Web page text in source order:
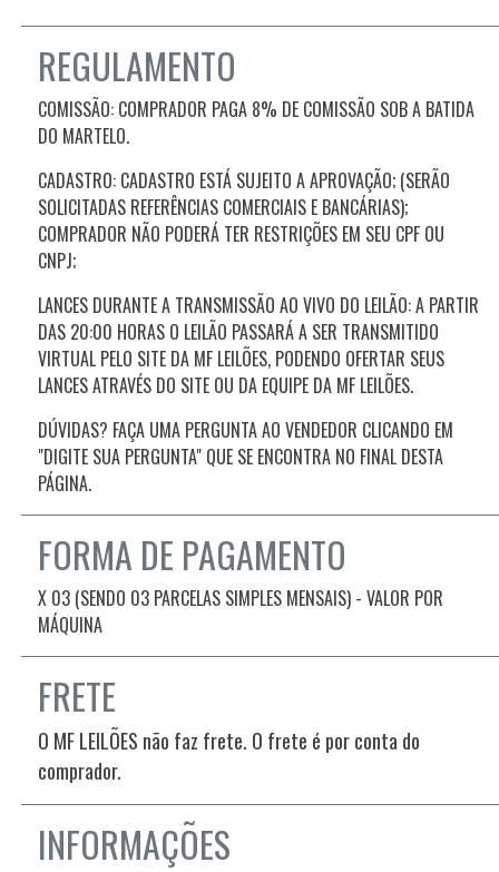
REGULAMENTO
COMISSÃO: COMPRADOR PAGA 8% DE COMISSÃO SOB A BATIDA
DO MARTELO.
CADASTRO: CADASTRO ESTÁ SUJEITO A APROVAÇÃO; (SERÃO
SOLICITADAS REFERÊNCIAS COMERCIAIS E BANCÁRIAS);
COMPRADOR NÃO PODERÁ TER RESTRIÇÕES EM SEU CPF OU
CNPJ;
LANCES DURANTE A TRANSMISSÃO AO VIVO DO LEILÃO: A PARTIR
DAS 20:00 HORAS O LEILÃO PASSARÁ A SER TRANSMITIDO
VIRTUAL PELO SITE DA MF LEILÕES, PODENDO OFERTAR SEUS
LANCES ATRAVÉS DO SITE OU DA EQUIPE DA MF LEILÕES.
DÚVIDAS? FAÇA UMA PERGUNTA AO VENDEDOR CLICANDO EM
"DIGITE SUA PERGUNTA" QUE SE ENCONTRA NO FINAL DESTA
PÁGINA.
FORMA DE PAGAMENTO
X 03 (SENDO 03 PARCELAS SIMPLES MENSAIS) - VALOR POR
MÁQUINA
FRETE
O MF LEILÕES não faz frete. O frete é por conta do
comprador.
INFORMAÇÕES